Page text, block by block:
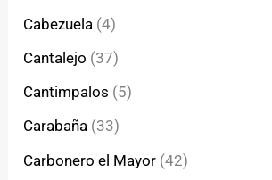
Cabezuela (4)
Cantalejo (37)
Cantimpalos (5)
Carabaña (33)
Carbonero el Mayor (42)